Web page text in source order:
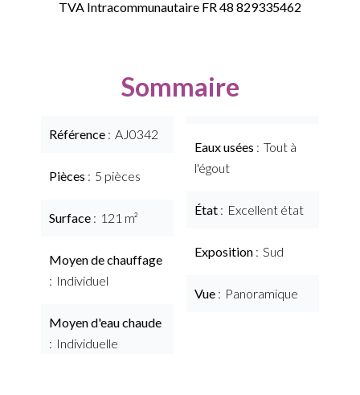
TVA Intracommunautaire FR 48 829335462
Sommaire
Référence AJ0342
Pièces 5 pièces
Surface 121 m²
Moyen de chauffage
Individuel
Moyen d'eau chaude
Individuelle
Eaux usées
Tout à
l'égout
État Excellent état
Exposition Sud
Vue Panoramique